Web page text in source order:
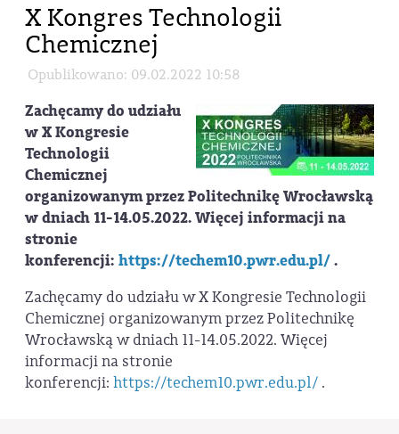
X Kongres Technologii
Chemicznej
Opublikowano: 09.02.2022 10:58
Zachęcamy do udziału
w X Kongresie
Technologii
Chemicznej
organizowanym przez Politechnikę Wrocławską
w dniach 11-14.05.2022. Więcej informacji na
stronie
konferencji: https://techem10.pwr.edu.pl/.
Zachęcamy do udziału w X Kongresie Technologii
Chemicznej organizowanym przez Politechnikę
Wrocławską w dniach 11-14.05.2022. Więcej
informacji na stronie
konferencji: https://techem10.pwr.edu.pl/ .